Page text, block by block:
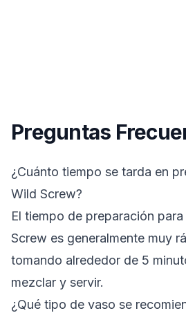
Preguntas
¿Cuánto tiempo se tarda en
Wild Screw?
El tiempo de preparación
Screw es generalmente muy
tomando alrededor de 5
mezclar y servir.
¿Qué tipo de vaso se